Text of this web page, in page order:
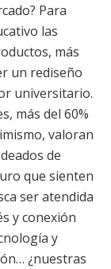
Para
las
más
un rediseño
universitario.
más del 60%
valoran
de
que sienten
ser atendida
y conexión
y
¿nuestras